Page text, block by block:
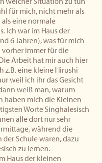
für mich, nicht mehr als
eine normale
Ich war im Haus der
6 Jahren), was für mich
vorher immer für die
Arbeit hat mir auch hier
z.B. eine kleine Hirushi
weil ich ihr das Gesicht
weiß man, warum
haben mich die Kleinen
Worte Singhalesisch
alle dort nur sehr
während die
Schule waren, dazu
zu lernen.
Haus der kleinen